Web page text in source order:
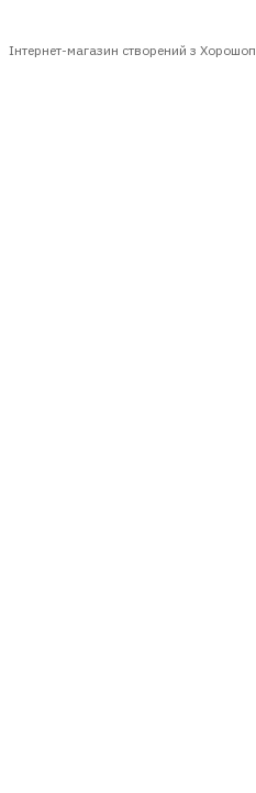
Інтернет-магазин створений з Хорошоп